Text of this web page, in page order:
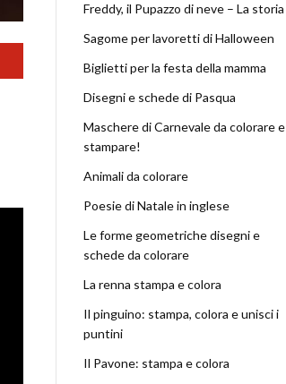
Freddy, il Pupazzo di neve – La storia
Sagome per lavoretti di Halloween
Biglietti per la festa della mamma
Disegni e schede di Pasqua
Maschere di Carnevale da colorare e
stampare!
Animali da colorare
Poesie di Natale in inglese
Le forme geometriche disegni e
schede da colorare
La renna stampa e colora
Il pinguino: stampa, colora e unisci i
puntini
Il Pavone: stampa e colora